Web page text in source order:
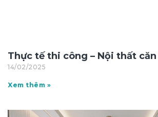
Thực tế thi công – Nội thất
14/02/2025
Xem thêm »